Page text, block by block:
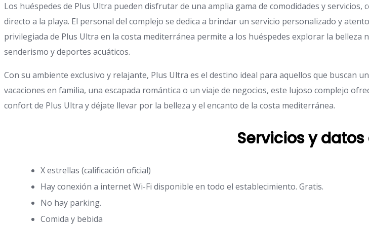
Los huéspedes de Plus Ultra pueden disfrutar de una amplia gama de comodidades y
directo a la playa. El personal del complejo se dedica a brindar un servicio personalizado y
privilegiada de Plus Ultra en la costa mediterránea permite a los huéspedes explorar la
senderismo y deportes acuáticos.
Con su ambiente exclusivo y relajante, Plus Ultra es el destino ideal para aquellos que buscan
vacaciones en familia, una escapada romántica o un viaje de negocios, este lujoso complejo
confort de Plus Ultra y déjate llevar por la belleza y el encanto de la costa mediterránea.
Servicios y
X estrellas (calificación oficial)
Hay conexión a internet Wi-Fi disponible en todo el establecimiento. Gratis.
No hay parking.
Comida y bebida